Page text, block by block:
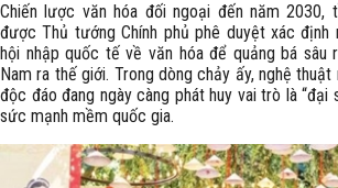
Chiến lược văn hóa đối ngoại đến năm 2030,
được Thủ tướng Chính phủ phê duyệt xác
hội nhập quốc tế về văn hóa để quảng bá
Nam ra thế giới. Trong dòng chảy ấy, nghệ
độc đáo đang ngày càng phát huy vai trò là “đại
sức mạnh mềm quốc gia.